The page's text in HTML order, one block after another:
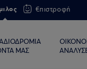
€πιστροφή
ΜΑΣ